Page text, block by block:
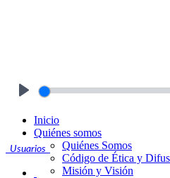
Usuarios
Inicio
Quiénes somos
Quiénes Somos
Código de Ética y
Misión y Visión